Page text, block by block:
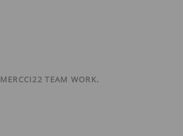
MERCCI22 TEAM WORK.